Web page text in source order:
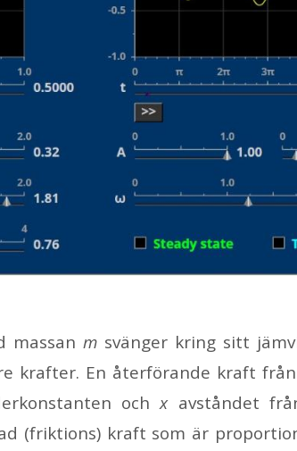
mas­san msväng­er kring sitt
kraf­ter. En åter­fö­ran­de kraft
ochxav­stån­det
(frik­tions) kraft som är